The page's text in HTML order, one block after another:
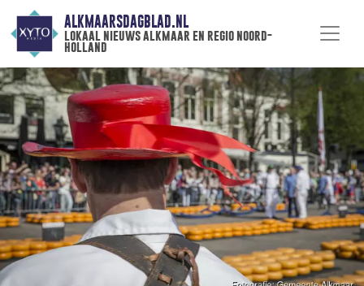
ALKMAARSDAGBLAD.NL
lokaal nieuws alkmaar en regio noord-
holland